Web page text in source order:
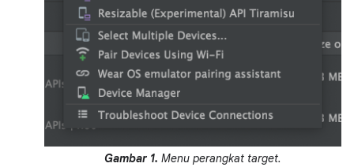
Gambar 1. Menu perangkat target.